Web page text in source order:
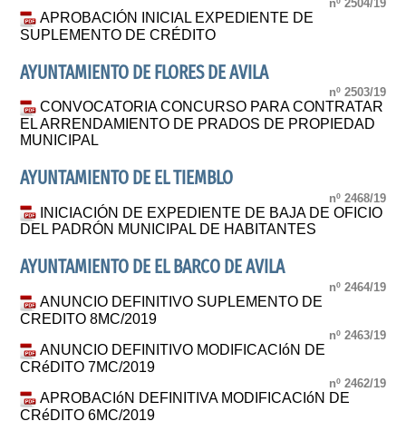
nº 2504/19
APROBACIÓN INICIAL EXPEDIENTE DE
SUPLEMENTO DE CRÉDITO
AYUNTAMIENTO DE FLORES DE AVILA
nº 2503/19
CONVOCATORIA CONCURSO PARA CONTRATAR
EL ARRENDAMIENTO DE PRADOS DE PROPIEDAD
MUNICIPAL
AYUNTAMIENTO DE EL TIEMBLO
nº 2468/19
INICIACIÓN DE EXPEDIENTE DE BAJA DE OFICIO
DEL PADRÓN MUNICIPAL DE HABITANTES
AYUNTAMIENTO DE EL BARCO DE AVILA
nº 2464/19
ANUNCIO DEFINITIVO SUPLEMENTO DE
CREDITO 8MC/2019
nº 2463/19
ANUNCIO DEFINITIVO MODIFICACIóN DE
CRéDITO 7MC/2019
nº 2462/19
APROBACIóN DEFINITIVA MODIFICACIóN DE
CRéDITO 6MC/2019